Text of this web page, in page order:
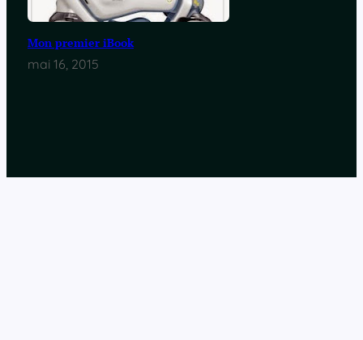
Mon premier iBook
mai 16, 2015